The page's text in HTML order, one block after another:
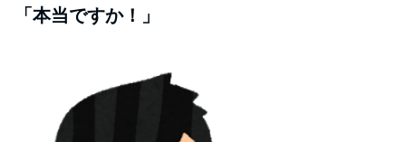
「本当ですか！」